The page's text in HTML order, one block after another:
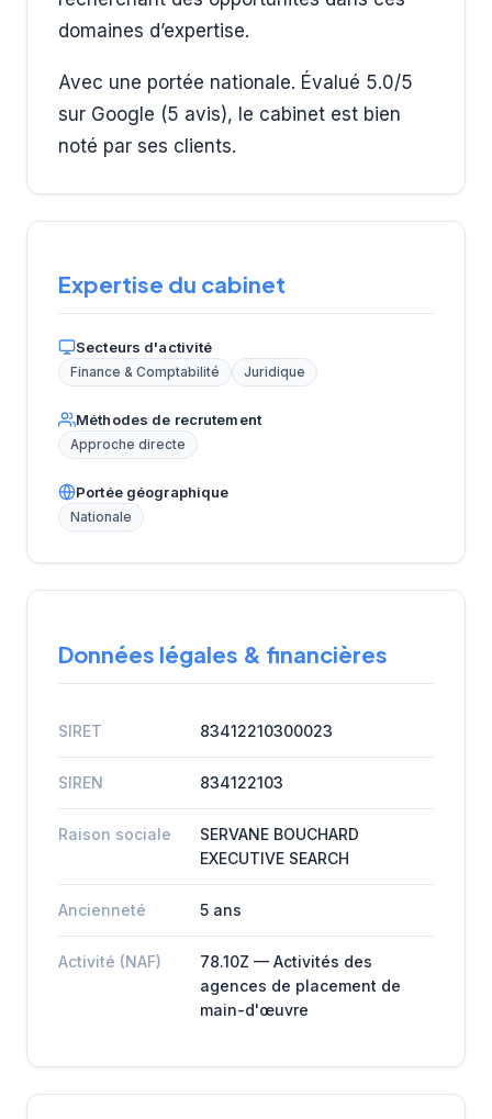
domaines d’expertise.
Avec une portée nationale. Évalué 5.0/5
sur Google (5 avis), le cabinet est bien
noté par ses clients.
Expertise du cabinet
Secteurs d'activité
Finance & Comptabilité Juridique
Méthodes de recrutement
Approche directe
Portée géographique
Nationale
Données légales & financières
SIRET 83412210300023
SIREN 834122103
Raison sociale
SERVANE BOUCHARD
EXECUTIVE SEARCH
Ancienneté 5 ans
Activité (NAF)
78.10Z — Activités des
agences de placement de
main-d'œuvre